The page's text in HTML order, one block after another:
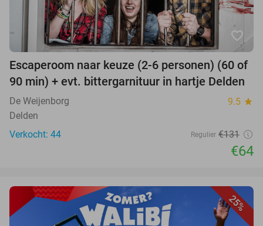
favorite_border
Escaperoom naar keuze (2-6 personen) (60 of
90 min) + evt. bittergarnituur in hartje Delden
De Weijenborg 9.5 star
Delden
Verkocht: 44
Regulier €131
€64
25%